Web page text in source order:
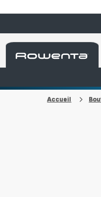
Accueil